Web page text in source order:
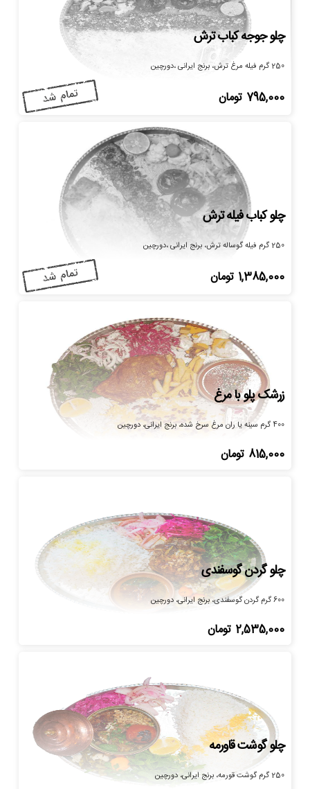
چلو جوجه کباب ترش
250 گرم فیله مرغ ترش، برنج ایرانی ،دورچین
795,000 تومان
چلو کباب فیله ترش
250 گرم فیله گوساله ترش، برنج ایرانی ،دورچین
1,385,000 تومان
زرشک پلو با مرغ
400 گرم سینه یا ران مرغ سرخ شده، برنج ایرانی، دورچین
815,000 تومان
چلو گردن گوسفندی
600 گرم گردن گوسفندی، برنج ایرانی، دورچین
2,535,000 تومان
چلو گوشت قاورمه
250 گرم گوشت قورمه، برنج ایرانی، دورچین